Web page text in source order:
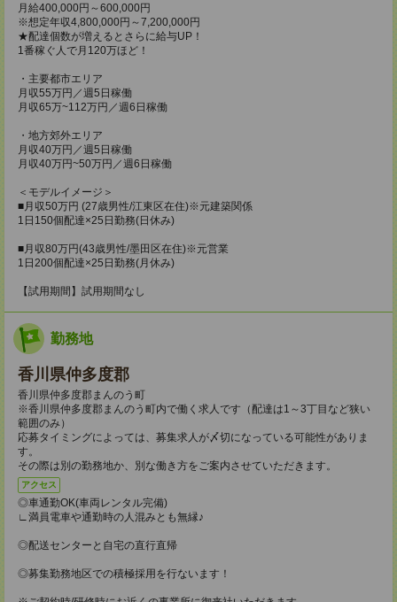
月給400,000円～600,000円
※想定年収4,800,000円～7,200,000円
★配達個数が増えるとさらに給与UP！
1番稼ぐ人で月120万ほど！
・主要都市エリア
月収55万円／週5日稼働
月収65万~112万円／週6日稼働
・地方郊外エリア
月収40万円／週5日稼働
月収40万円~50万円／週6日稼働
＜モデルイメージ＞
■月収50万円 (27歳男性/江東区在住)※元建築関係
1日150個配達×25日勤務(日休み)
■月収80万円(43歳男性/墨田区在住)※元営業
1日200個配達×25日勤務(月休み)
【試用期間】試用期間なし
勤務地
香川県仲多度郡
香川県仲多度郡まんのう町
※香川県仲多度郡まんのう町内で働く求人です（配達は1～3丁目など狭い
範囲のみ）
応募タイミングによっては、募集求人が〆切になっている可能性がありま
す。
その際は別の勤務地か、別な働き方をご案内させていただきます。
アクセス
◎車通勤OK(車両レンタル完備)
∟満員電車や通勤時の人混みとも無縁♪
◎配送センターと自宅の直行直帰
◎募集勤務地区での積極採用を行ないます！